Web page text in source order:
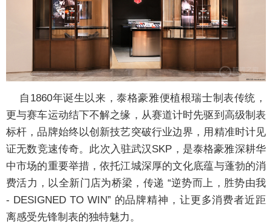
自1860年诞生以来，泰格豪雅便植根瑞士制表传统，
更与赛车运动结下不解之缘，从赛道计时先驱到高级制表
标杆，品牌始终以创新技艺突破行业边界，用精准时计见
证无数竞速传奇。此次入驻武汉SKP，是泰格豪雅深耕华
中市场的重要举措，依托江城深厚的文化底蕴与蓬勃的消
费活力，以全新门店为桥梁，传递 “逆势而上，胜势由我
- DESIGNED TO WIN” 的品牌精神，让更多消费者近距
离感受先锋制表的独特魅力。